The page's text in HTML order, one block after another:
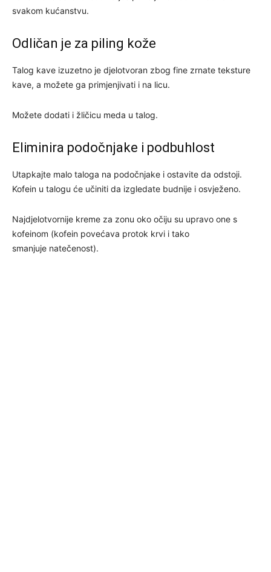
svakom kućanstvu.
Odličan je za piling kože
Talog kave izuzetno je djelotvoran zbog fine zrnate teksture
kave, a možete ga primjenjivati i na licu.
Možete dodati i žličicu meda u talog.
Eliminira podočnjake i podbuhlost
Utapkajte malo taloga na podočnjake i ostavite da odstoji.
Kofein u talogu će učiniti da izgledate budnije i osvježeno.
Najdjelotvornije kreme za zonu oko očiju su upravo one s
kofeinom (kofein povećava protok krvi i tako
smanjuje natečenost).